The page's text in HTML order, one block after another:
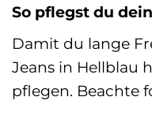
So pflegst du
Damit du lange
Jeans in Hellblau
pflegen. Beachte